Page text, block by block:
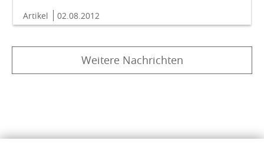
Artikel 02.08.2012
Weitere Nachrichten